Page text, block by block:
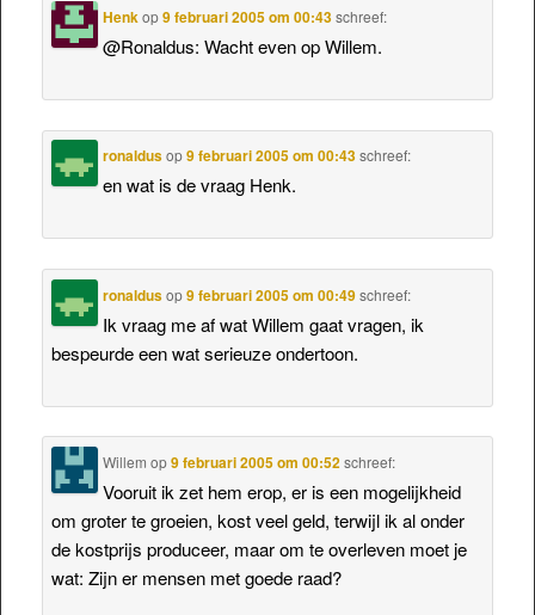
Henkop9 februari 2005 om 00:43 schreef:
@Ronaldus: Wacht even op Willem.
ronaldusop9 februari 2005 om 00:43 schreef:
en wat is de vraag Henk.
ronaldusop9 februari 2005 om 00:49 schreef:
Ik vraag me af wat Willem gaat vragen, ik
bespeurde een wat serieuze ondertoon.
Willem op9 februari 2005 om 00:52 schreef:
Vooruit ik zet hem erop, er is een mogelijkheid
om groter te groeien, kost veel geld, terwijl ik al onder
de kostprijs produceer, maar om te overleven moet je
wat: Zijn er mensen met goede raad?